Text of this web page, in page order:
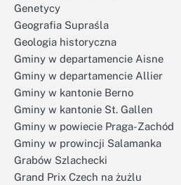
Genetycy
Geografia Supraśla
Geologia historyczna
Gminy w departamencie Aisne
Gminy w departamencie Allier
Gminy w kantonie Berno
Gminy w kantonie St. Gallen
Gminy w powiecie Praga-Zachód
Gminy w prowincji Salamanka
Grabów Szlachecki
Grand Prix Czech na żużlu